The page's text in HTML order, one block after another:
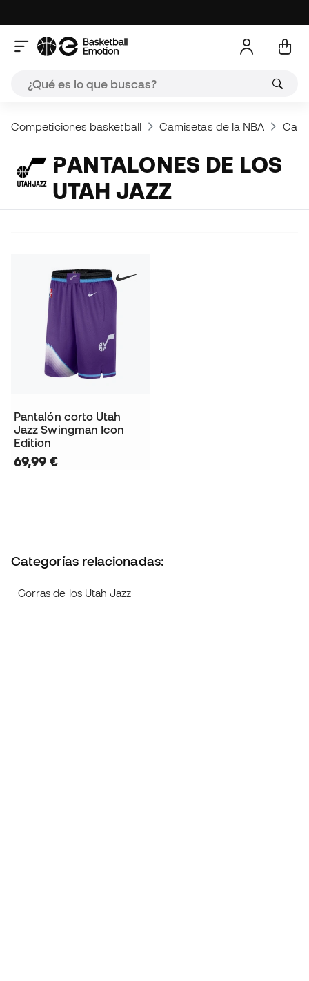
Competiciones basketball Camisetas de la NBA
PANTALONES DE LOS
UTAH JAZZ
Pantalón corto Utah
Jazz Swingman Icon
Edition
69,99 €
Categorías relacionadas:
Gorras de los Utah Jazz